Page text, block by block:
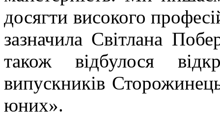
досягти високого
зазначила Світлана
також відбулося
випускників
юних».